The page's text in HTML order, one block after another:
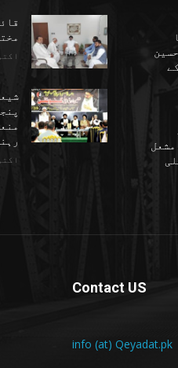
اکتوبر
اکتوبر
مشعل
Contact US
info (at) Qeyadat.pk